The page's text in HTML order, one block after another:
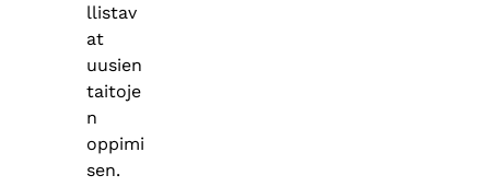
llistav
at
uusien
taitoje
n
oppimi
sen.